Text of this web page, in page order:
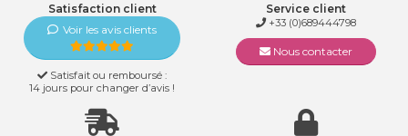
Satisfaction client
Voir les avis clients
Satisfait ou remboursé :
14 jours pour changer d’avis !
Service client
+33 (0)689444798
Nous contacter